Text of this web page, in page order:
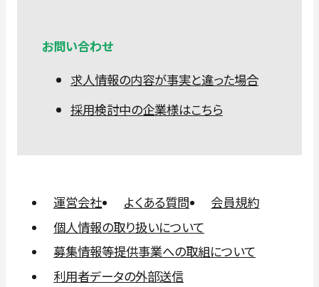
お問い合わせ
求人情報の内容が事実と違った場合
採用検討中の企業様はこちら
運営会社 よくある質問
会員規約
個人情報の取り扱いについて
募集情報等提供事業への取組について
利用者データの外部送信